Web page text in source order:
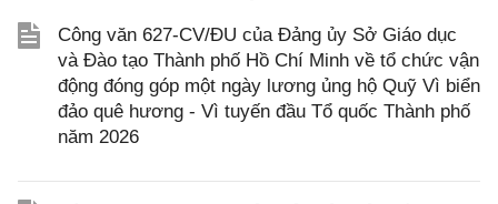
Công văn 627-CV/ĐU của Đảng ủy Sở Giáo dục
và Đào tạo Thành phố Hồ Chí Minh về tổ chức vận
động đóng góp một ngày lương ủng hộ Quỹ Vì biển
đảo quê hương - Vì tuyến đầu Tổ quốc Thành phố
năm 2026